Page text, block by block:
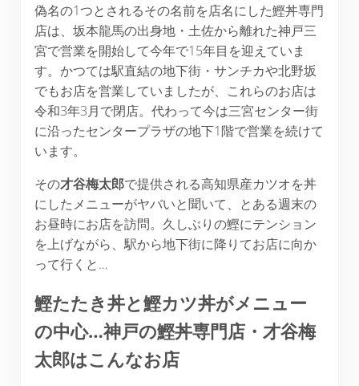
偽名の1つとされるその名前を店名にした鰹丼専門
店は、坂本龍馬の出身地・土佐から離れた神戸三
宮で営業を開始して今年で15年目を迎えていま
す。かつては駅直結の地下街・サンチカや北野坂
でもお店を営業していましたが、これらのお店は
令和3年3月で閉店。代わって今は三宮センター街
に沿ったセンタープラザの地下1階で営業を続けて
います。
その才谷梅太郎で提供される高知県産カツオを丼
にしたメニューがヤバいと聞いて、とある週末の
お昼時にお店を訪問。久しぶりの鰹にテンション
を上げながら、駅から地下街に降りてお店に向か
って行くと…
鰹たたき丼と鰹カツ丼がメニュー
の中心…神戸の鰹丼専門店・才谷梅
太郎はこんなお店